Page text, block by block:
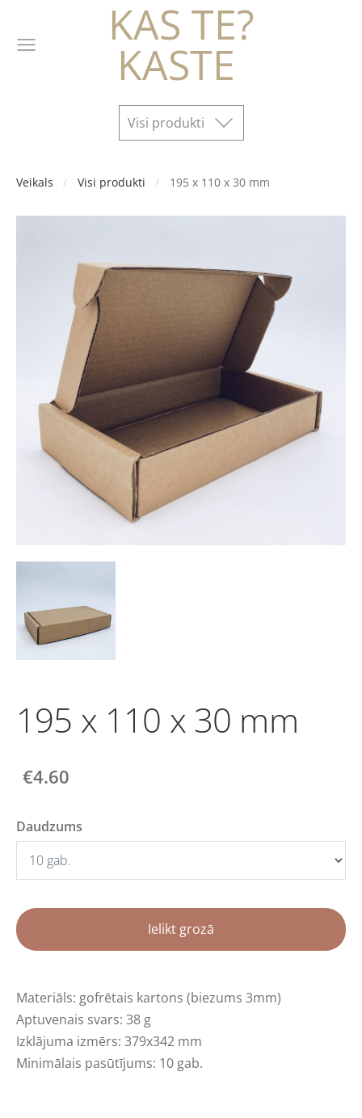
KAS TE?
KASTE
Visi produkti
Veikals Visi produkti 195 x 110 x 30 mm
195 x 110 x 30 mm
€4.60
Daudzums
Ielikt grozā
Materiāls: gofrētais kartons (biezums 3mm)
Aptuvenais svars: 38 g
Izklājuma izmērs: 379x342 mm
Minimālais pasūtījums: 10 gab.